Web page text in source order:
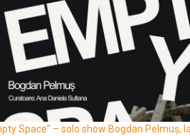
Space” – solo show Bogdan Pelmuș,